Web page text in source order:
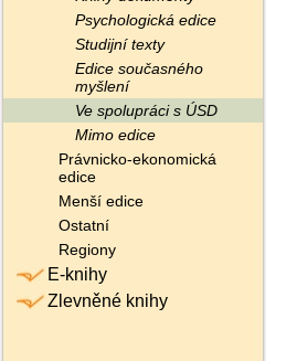
Psychologická edice
Studijní texty
Edice současného
myšlení
Ve spolupráci s ÚSD
Mimo edice
Právnicko-ekonomická
edice
Menší edice
Ostatní
Regiony
E-knihy
Zlevněné knihy